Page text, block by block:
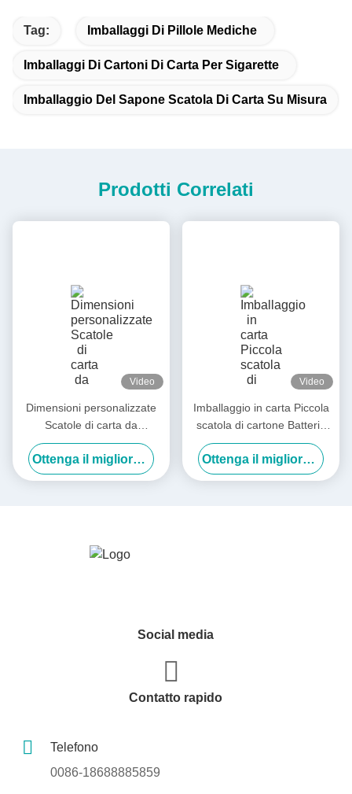
Tag: Imballaggi Di Pillole Mediche
Imballaggi Di Cartoni Di Carta Per Sigarette
Imballaggio Del Sapone Scatola Di Carta Su Misura
Prodotti Correlati
Video
Dimensioni personalizzate
Scatole di carta da
spedizione Crema per la
pulizia della pelle Cura del
corpo Burro Scatole di carta
Ottenga il migliore prezzo
Video
Imballaggio in carta Piccola
scatola di cartone Batteria
OEM Imballaggio individuale
Ottenga il migliore prezzo
Social media
Contatto rapido
Telefono
0086-18688885859